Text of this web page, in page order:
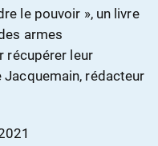
le pouvoir », un livre
armes
récupérer leur
Jacquemain, rédacteur